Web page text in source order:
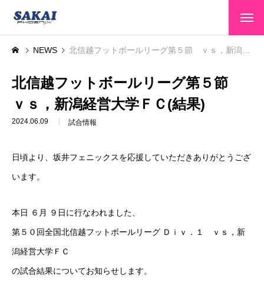
HOME トップページ
CLUB INFO クラブ情報
TEAMS 選手・スタッフ
PRIVACY POLICY LINK CONTACT
NEWS 北信越フットボールリーグ第５節 ｖｓ，新潟経営大学ＦＣ(結果)
北信越フットボールリーグ第５節
ｖｓ，新潟経営大学ＦＣ(結果)
2024.06.09 試合情報
日頃より、坂井フェニックスを応援していただきありがとうござ
います。
本日 ６月 ９日に行なわれました、
第５０回全国北信越フットボールリーグ Ｄｉｖ．１ ｖｓ，新
潟経営大学ＦＣ
の試合結果についてお知らせします。